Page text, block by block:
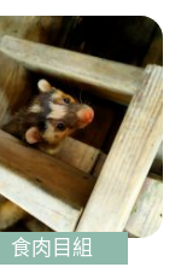
食肉目組